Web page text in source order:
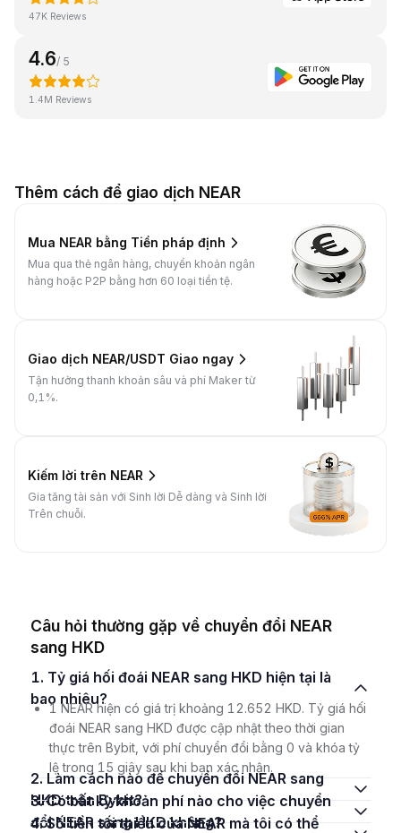
47K Reviews
4.6/ 5
1.4M Reviews
Thêm cách để giao dịch NEAR
Mua NEAR bằng Tiền pháp định
Mua qua thẻ ngân hàng, chuyển khoản ngân
hàng hoặc P2P bằng hơn 60 loại tiền tệ.
Giao dịch NEAR/USDT Giao ngay
Tận hưởng thanh khoản sâu và phí Maker từ
0,1%.
Kiếm lời trên NEAR
Gia tăng tài sản với Sinh lời Dễ dàng và Sinh lời
Trên chuỗi.
Câu hỏi thường gặp về chuyển đổi NEAR
sang HKD
1. Tỷ giá hối đoái NEAR sang HKD hiện tại là
bao nhiêu?
1 NEAR hiện có giá trị khoảng 12.652 HKD. Tỷ giá hối
đoái NEAR sang HKD được cập nhật theo thời gian
thực trên Bybit, với phí chuyển đổi bằng 0 và khóa tỷ
lệ trong 15 giây sau khi bạn xác nhận.
2. Làm cách nào để chuyển đổi NEAR sang
HKD trên Bybit?
3. Có bất kỳ khoản phí nào cho việc chuyển
đổi NEAR sang HKD không?
4. Số tiền tối thiểu của NEAR mà tôi có thể